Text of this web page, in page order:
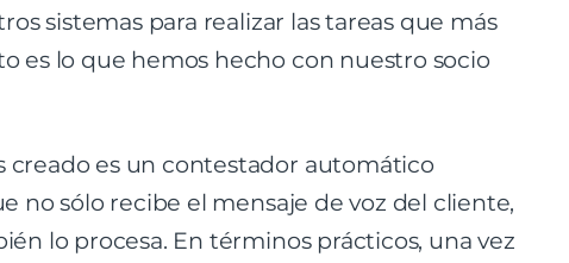
sistemas para realizar las tareas que más
es lo que hemos hecho con nuestro socio
creado es un contestador automático
no sólo recibe el mensaje de voz del cliente,
lo procesa. En términos prácticos, una vez